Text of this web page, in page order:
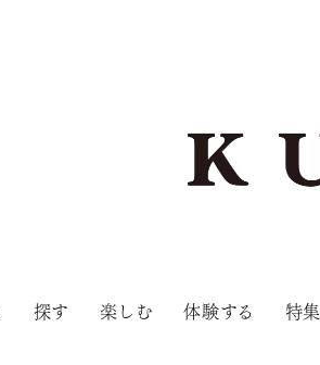
探す 楽しむ 体験する 特集